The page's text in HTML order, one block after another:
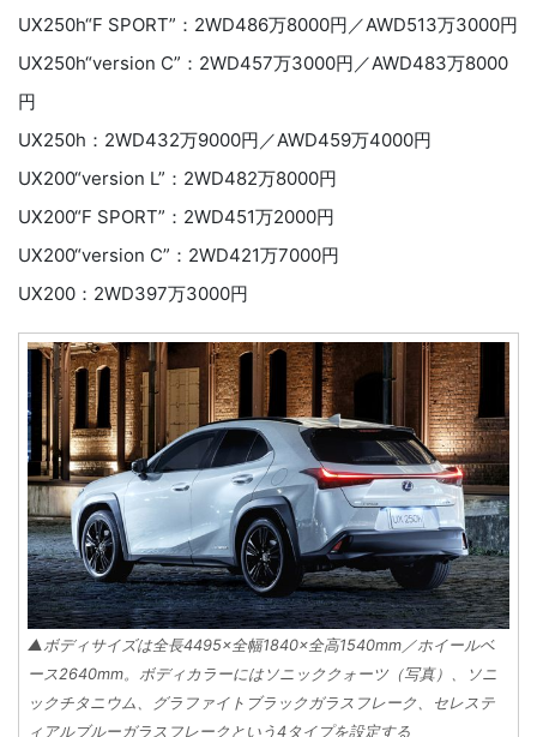
UX250h“F SPORT”：2WD486万8000円／AWD513万3000円
UX250h“version C”：2WD457万3000円／AWD483万8000
円
UX250h：2WD432万9000円／AWD459万4000円
UX200“version L”：2WD482万8000円
UX200“F SPORT”：2WD451万2000円
UX200“version C”：2WD421万7000円
UX200：2WD397万3000円
▲ボディサイズは全長4495×全幅1840×全高1540mm／ホイールベ
ース2640mm。ボディカラーにはソニッククォーツ（写真）、ソニ
ックチタニウム、グラファイトブラックガラスフレーク、セレステ
ィアルブルーガラスフレークという4タイプを設定する